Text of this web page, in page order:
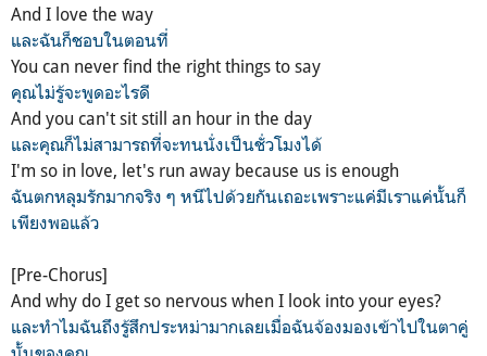
And I love the way
และฉันก็ชอบในตอนที่
You can never find the right things to say
คุณไม่รู้จะพูดอะไรดี
And you can't sit still an hour in the day
และคุณก็ไม่สามารถที่จะทนนั่งเป็นชั่วโมงได้
I'm so in love, let's run away because us is enough
ฉันตกหลุมรักมากจริง ๆ หนีไปด้วยกันเถอะเพราะแค่มีเราแค่นั้นก็
เพียงพอแล้ว
[Pre-Chorus]
And why do I get so nervous when I look into your eyes?
และทำไมฉันถึงรู้สึกประหม่ามากเลยเมื่อฉันจ้องมองเข้าไปในตาคู่